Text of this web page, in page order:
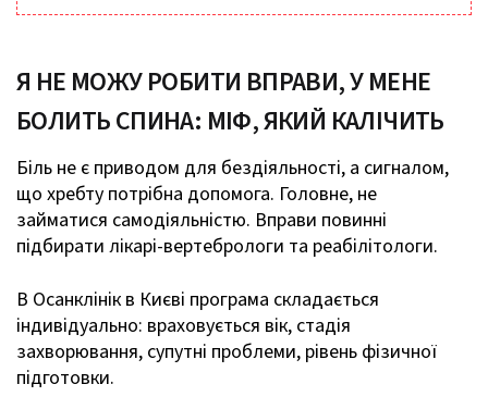
Я НЕ МОЖУ РОБИТИ ВПРАВИ, У МЕНЕ
БОЛИТЬ СПИНА: МІФ, ЯКИЙ КАЛІЧИТЬ
Біль не є приводом для бездіяльності, а сигналом,
що хребту потрібна допомога. Головне, не
займатися самодіяльністю. Вправи повинні
підбирати лікарі-вертебрологи та реабілітологи.
В Осанклінік в Києві програма складається
індивідуально: враховується вік, стадія
захворювання, супутні проблеми, рівень фізичної
підготовки.